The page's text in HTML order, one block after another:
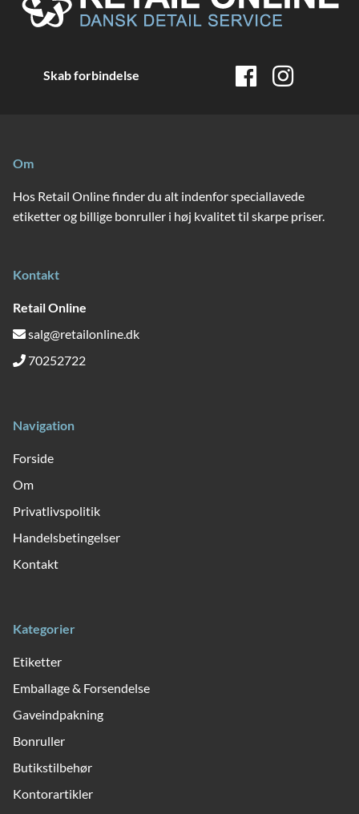
Skab forbindelse
Om
Hos Retail Online finder du alt indenfor speciallavede
etiketter og billige bonruller i høj kvalitet til skarpe priser.
Kontakt
Retail Online
salg@retailonline.dk
70252722
Navigation
Forside
Om
Privatlivspolitik
Handelsbetingelser
Kontakt
Kategorier
Etiketter
Emballage & Forsendelse
Gaveindpakning
Bonruller
Butikstilbehør
Kontorartikler